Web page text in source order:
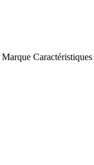
Marque Caractéristiques